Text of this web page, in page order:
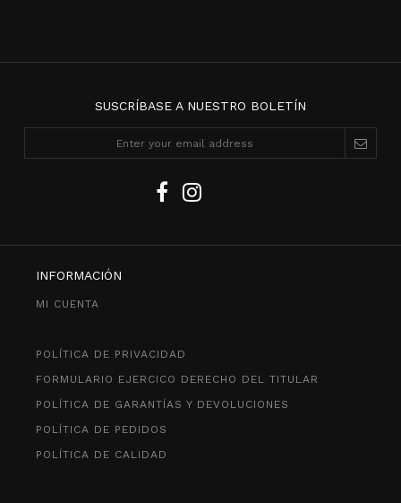
SUSCRÍBASE A NUESTRO BOLETÍN
INFORMACIÓN
MI CUENTA
POLÍTICA DE PRIVACIDAD
FORMULARIO EJERCICO DERECHO DEL TITULAR
POLÍTICA DE GARANTÍAS Y DEVOLUCIONES
POLÍTICA DE PEDIDOS
POLÍTICA DE CALIDAD